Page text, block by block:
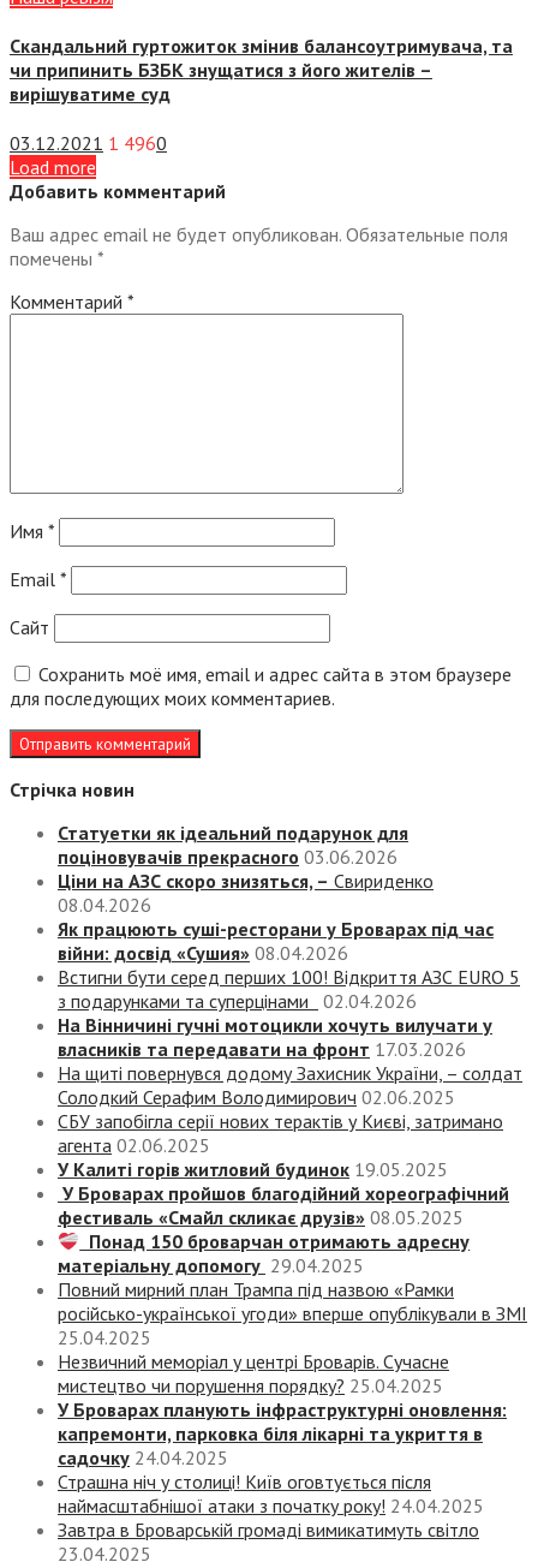
Скандальний гуртожиток змінив балансоутримувача, та
чи припинить БЗБК знущатися з його жителів –
вирішуватиме суд
03.12.2021 1 4960
Load more
Добавить комментарий
Ваш адрес email не будет опубликован. Обязательные поля
помечены *
Комментарий *
Имя *
Email *
Сайт
Сохранить моё имя, email и адрес сайта в этом браузере
для последующих моих комментариев.
Стрічка новин
Статуетки як ідеальний подарунок для
поціновувачів прекрасного 03.06.2026
Ціни на АЗС скоро знизяться, – Свириденко
08.04.2026
Як працюють суші-ресторани у Броварах під час
війни: досвід «Сушия» 08.04.2026
Встигни бути серед перших 100! Відкриття АЗС EURO 5
з подарунками та суперцінами
02.04.2026
На Вінничині гучні мотоцикли хочуть вилучати у
власників та передавати на фронт 17.03.2026
На щиті повернувся додому Захисник України, – солдат
Солодкий Серафим Володимирович 02.06.2025
СБУ запобігла серії нових терактів у Києві, затримано
агента 02.06.2025
У Калиті горів житловий будинок 19.05.2025
У Броварах пройшов благодійний хореографічний
фестиваль «Смайл скликає друзів» 08.05.2025
Понад 150 броварчан отримають адресну
матеріальну допомогу 29.04.2025
Повний мирний план Трампа під назвою «‎Рамки
російсько-української угоди» вперше опублікували в ЗМІ
25.04.2025
Незвичний меморіал у центрі Броварів. Сучасне
мистецтво чи порушення порядку? 25.04.2025
У Броварах планують інфраструктурні оновлення:
капремонти, парковка біля лікарні та укриття в
садочку 24.04.2025
Страшна ніч у столиці! Київ оговтується після
наймасштабнішої атаки з початку року! 24.04.2025
Завтра в Броварській громаді вимикатимуть світло
23.04.2025